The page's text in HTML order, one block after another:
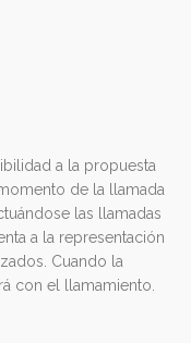
a la propuesta
de la llamada
las llamadas
a la representación
Cuando la
con el llamamiento.